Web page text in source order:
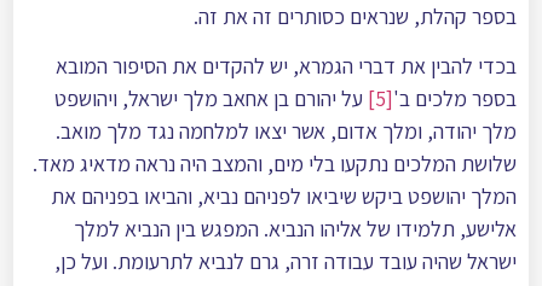
בספר קהלת, שנראים כסותרים זה את זה.
בכדי להבין את דברי הגמרא, יש להקדים את הסיפור המובא
בספר מלכים ב'[5]
על יהורם בן אחאב מלך ישראל, ויהושפט
מלך יהודה, ומלך אדום, אשר יצאו למלחמה נגד מלך מואב.
שלושת המלכים נתקעו בלי מים, והמצב היה נראה מדאיג מאד.
המלך יהושפט ביקש שיביאו לפניהם נביא, והביאו בפניהם את
אלישע, תלמידו של אליהו הנביא. המפגש בין הנביא למלך
ישראל שהיה עובד עבודה זרה, גרם לנביא לתרעומת. ועל כן,